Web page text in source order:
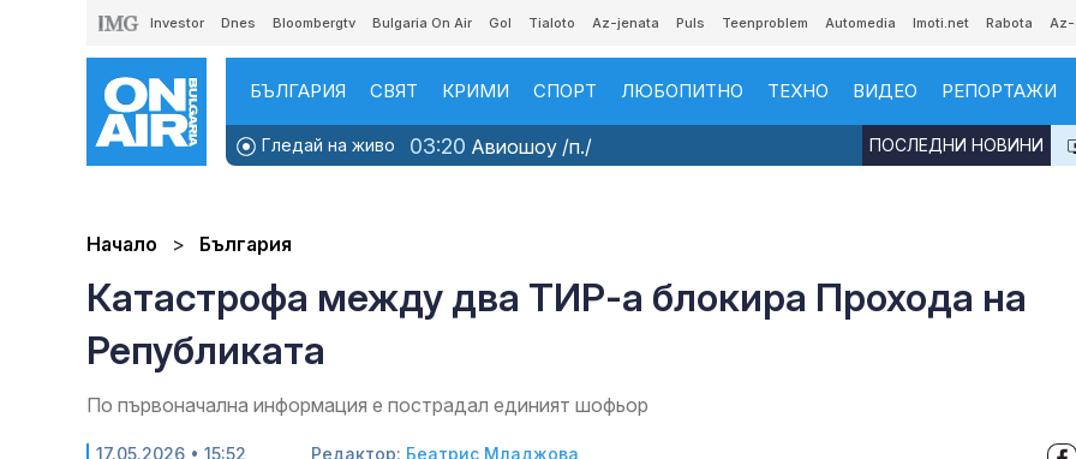
Investor Dnes Bloombergtv Bulgaria On Air Gol Tialoto Az-jenata Puls Teenproblem Automedia Imoti.net Rabota
БЪЛГАРИЯ СВЯТ КРИМИ СПОРТ ЛЮБОПИТНО ТЕХНО ВИДЕО РЕПОРТАЖИ
Гледай на живо 03:20 Авиошоу /п./ ПОСЛЕДНИ НОВИНИ
Начало България
Катастрофа между два ТИР-а блокира Прохода на
Републиката
По първоначална информация е пострадал единият шофьор
17.05.2026 • 15:52 Редактор: Беатрис Младжова